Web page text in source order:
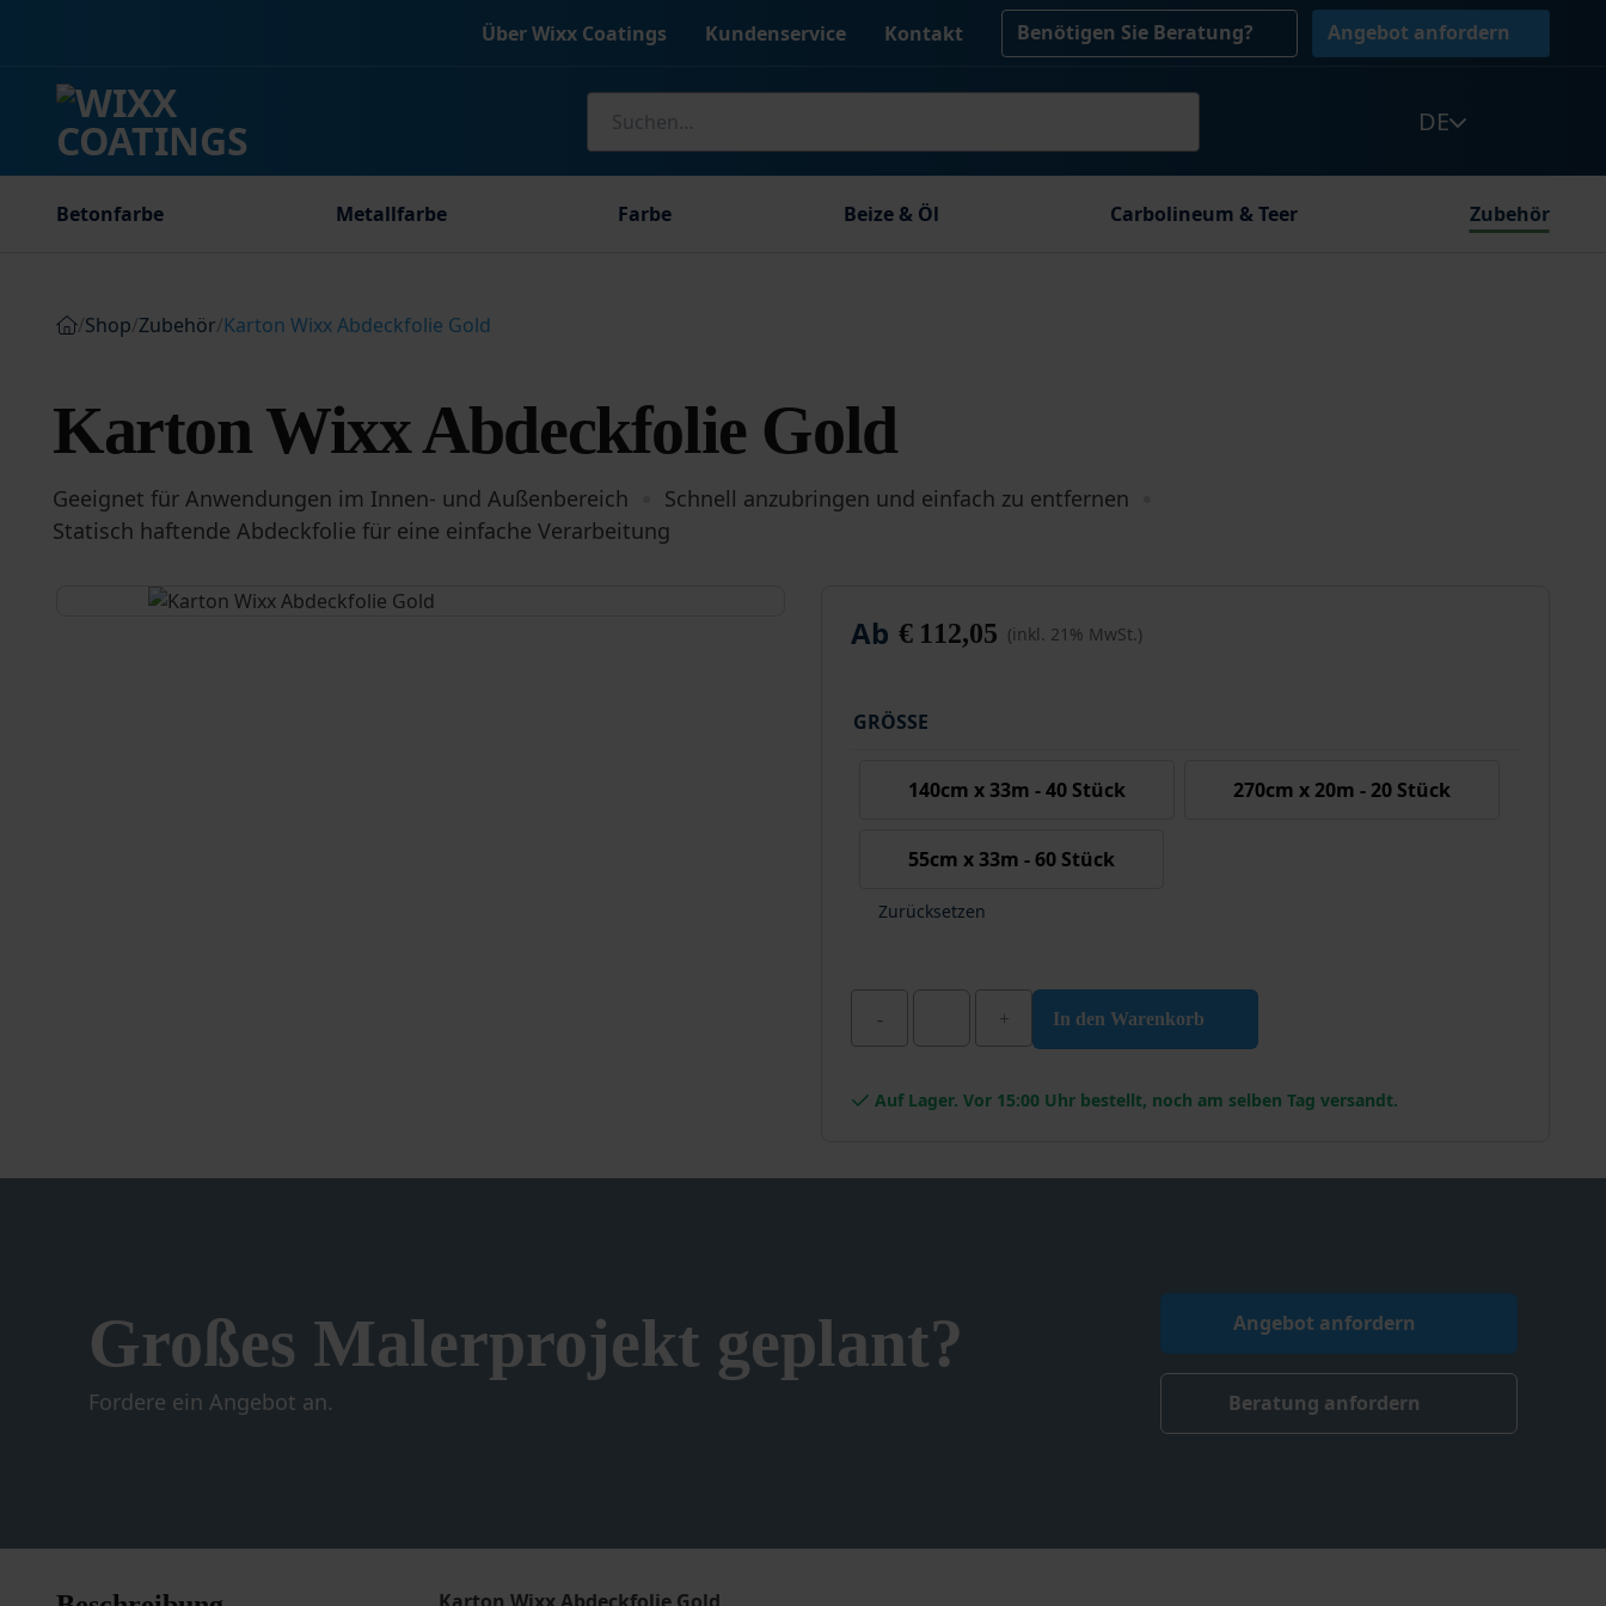
Über Wixx Coatings Kundenservice Kontakt Benötigen Sie Beratung? Angebot anfordern
nach:
DE
Betonfarbe Metallfarbe Farbe Beize & Öl Carbolineum & Teer Zubehör
/Shop/Zubehör/Karton Wixx Abdeckfolie Gold
Karton Wixx Abdeckfolie Gold
Geeignet für Anwendungen im Innen- und Außenbereich
Schnell anzubringen und einfach zu entfernen
Statisch haftende Abdeckfolie für eine einfache Verarbeitung
Ab €112,05 (inkl. 21% MwSt.)
GRÖSSE
140cm x 33m - 40 Stück 270cm x 20m - 20 Stück
55cm x 33m - 60 Stück
Zurücksetzen
Wixx
Abdeckfolie
Menge
In den Warenkorb
Auf Lager. Vor 15:00 Uhr bestellt, noch am selben Tag versandt.
Großes Malerprojekt geplant?
Fordere ein Angebot an.
Angebot anfordern
Beratung anfordern